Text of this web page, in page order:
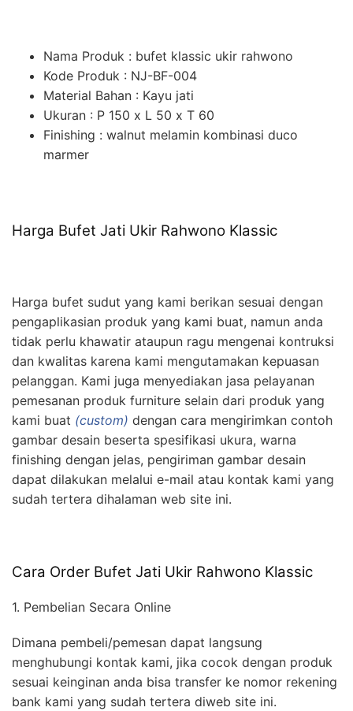
Nama Produk : bufet klassic ukir rahwono
Kode Produk : NJ-BF-004
Material Bahan : Kayu jati
Ukuran : P 150 x L 50 x T 60
Finishing : walnut melamin kombinasi duco
marmer
Harga Bufet Jati Ukir Rahwono Klassic
Harga bufet sudut yang kami berikan sesuai dengan
pengaplikasian produk yang kami buat, namun anda
tidak perlu khawatir ataupun ragu mengenai kontruksi
dan kwalitas karena kami mengutamakan kepuasan
pelanggan. Kami juga menyediakan jasa pelayanan
pemesanan produk furniture selain dari produk yang
kami buat (custom) dengan cara mengirimkan contoh
gambar desain beserta spesifikasi ukura, warna
finishing dengan jelas, pengiriman gambar desain
dapat dilakukan melalui e-mail atau kontak kami yang
sudah tertera dihalaman web site ini.
Cara Order Bufet Jati Ukir Rahwono Klassic
1. Pembelian Secara Online
Dimana pembeli/pemesan dapat langsung
menghubungi kontak kami, jika cocok dengan produk
sesuai keinginan anda bisa transfer ke nomor rekening
bank kami yang sudah tertera diweb site ini.